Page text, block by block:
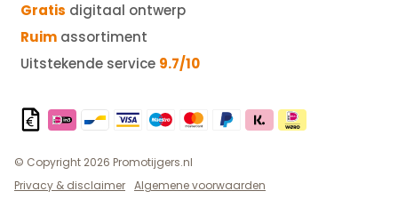
Gratis digitaal ontwerp
Ruim assortiment
Uitstekende service 9.7/10
© Copyright 2026 Promotijgers.nl
Privacy & disclaimer Algemene voorwaarden